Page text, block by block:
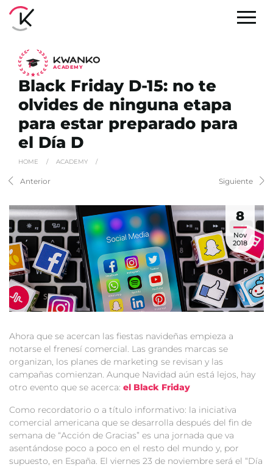
ACADEMY
Black Friday D-15: no te
olvides de ninguna etapa
para estar preparado para
el Día D
HOME / ACADEMY /
Anterior Siguiente
8
Nov
2018
Ahora que se acercan las fiestas navideñas empieza a
notarse el frenesí comercial. Las grandes marcas se
organizan, los planes de marketing se revisan y las
campañas comienzan. Aunque Navidad aún está lejos, hay
otro evento que se acerca: el Black Friday
Como recordatorio o a título informativo: la iniciativa
comercial americana que se desarrolla después del fin de
semana de “Acción de Gracias” es una jornada que va
asentándose poco a poco en el resto del mundo y, por
supuesto, en España. El viernes 23 de noviembre será el “Día